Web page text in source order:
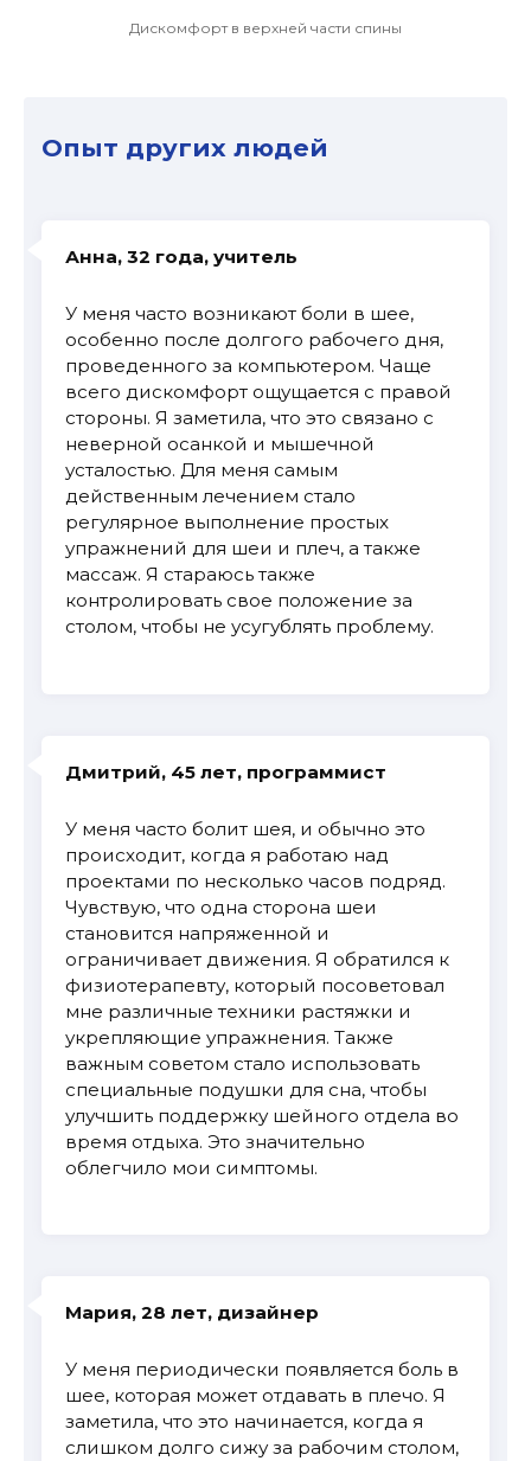
Дискомфорт в верхней части спины
Опыт других людей
Анна, 32 года, учитель
У меня часто возникают боли в шее,
особенно после долгого рабочего дня,
проведенного за компьютером. Чаще
всего дискомфорт ощущается с правой
стороны. Я заметила, что это связано с
неверной осанкой и мышечной
усталостью. Для меня самым
действенным лечением стало
регулярное выполнение простых
упражнений для шеи и плеч, а также
массаж. Я стараюсь также
контролировать свое положение за
столом, чтобы не усугублять проблему.
Дмитрий, 45 лет, программист
У меня часто болит шея, и обычно это
происходит, когда я работаю над
проектами по несколько часов подряд.
Чувствую, что одна сторона шеи
становится напряженной и
ограничивает движения. Я обратился к
физиотерапевту, который посоветовал
мне различные техники растяжки и
укрепляющие упражнения. Также
важным советом стало использовать
специальные подушки для сна, чтобы
улучшить поддержку шейного отдела во
время отдыха. Это значительно
облегчило мои симптомы.
Мария, 28 лет, дизайнер
У меня периодически появляется боль в
шее, которая может отдавать в плечо. Я
заметила, что это начинается, когда я
слишком долго сижу за рабочим столом,